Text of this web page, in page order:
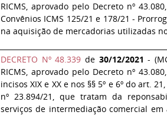
RICMS, aprovado pelo Decreto nº
Convênios ICMS 125/21 e 178/21 -
na aquisição de mercadorias utilizadas
DECRETO Nº 48.339 de 30/12/2021 -
RICMS, aprovado pelo Decreto nº
incisos XIX e XX e nos §§ 5º e 6º do art.
nº 23.894/21, que tratam da
serviços de intermediação comercial